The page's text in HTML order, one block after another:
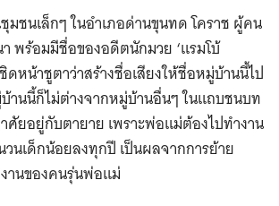
ชุมชนเล็กๆ ในอำเภอด่านขุนทด โคราช ผู้คน
พร้อมมีชื่อของอดีตนักมวย ‘แรมโบ้
ดหน้าชูตาว่าสร้างชื่อเสียงให้ชื่อหมู่บ้านนี้ไป
านนี้ก็ไม่ต่างจากหมู่บ้านอื่นๆ ในแถบชนบท
ศัยอยู่กับตายาย เพราะพ่อแม่ต้องไปทำงาน
นเด็กน้อยลงทุกปี เป็นผลจากการย้าย
านของคนรุ่นพ่อแม่